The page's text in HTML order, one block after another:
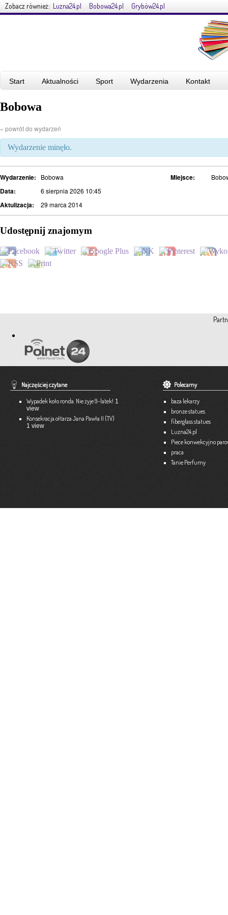
Zobacz również: Luzna24.pl Bobowa24.pl Grybów24.pl
Start Aktualności Sport Wydarzenia Kontakt
Bobowa
« powrót do wydarzeń
Wydarzenie minęło.
Wydarzenie: Bobowa
Data: 6 sierpnia 2026 10:45
Aktulizacja: 29 marca 2014
Miejsce:
Udostępnij znajomym
Najczęściej czytane
Wypadek koło ronda. Nie żyje 9-latek! 1
view
Konsekracja ołtarza Jana Pawła II (TV)
1 view
Polecamy
baza lekarzy
bronze statues
fiberglass statues
Luzna24.pl
Piece konwekcyjno
praca
Tanie Perfumy